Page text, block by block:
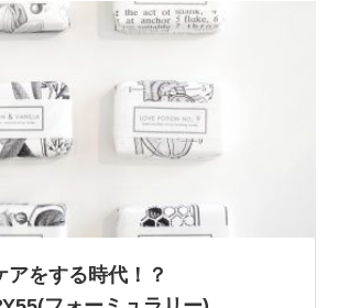
アをする時代！？